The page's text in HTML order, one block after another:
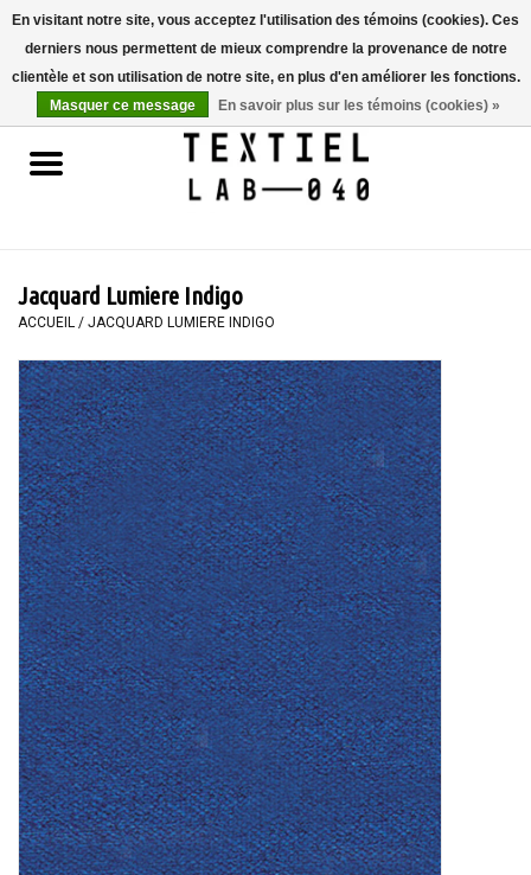
Accueil
LIVRES
PEINTURE
TEXTILE
WORKSHOPS
SPECIALS
OUTILS
Blog
Jacquard Lumiere Indigo
ACCUEIL / JACQUARD LUMIERE INDIGO
En visitant notre site, vous acceptez l'utilisation des témoins (cookies). Ces
derniers nous permettent de mieux comprendre la provenance de notre
clientèle et son utilisation de notre site, en plus d'en améliorer les fonctions.
Masquer ce message
En savoir plus sur les témoins (cookies) »